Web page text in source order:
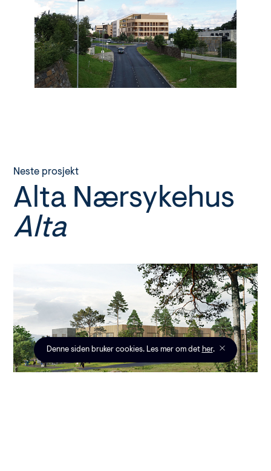
Neste prosjekt
Alta Nærsykehus
Alta
Denne siden bruker cookies. Les mer om det her.